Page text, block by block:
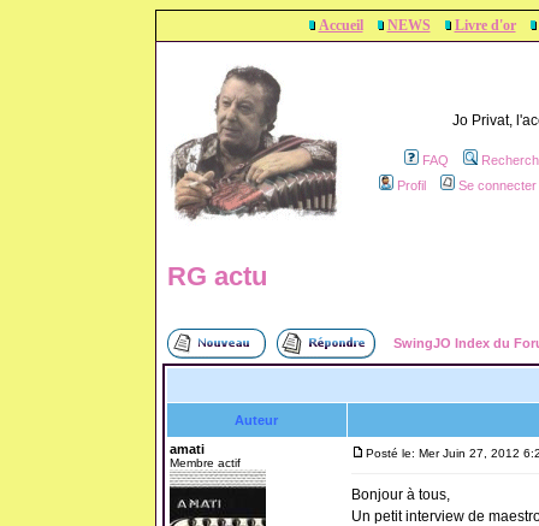
Accueil NEWS Livre d'or
Jo Privat,
FAQ
Profil
Se
RG actu
SwingJO Index du
Auteur
amati
Membre actif
Posté le: Mer Juin 27, 2012
Bonjour à tous,
Un petit interview de